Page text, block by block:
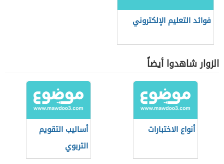
فوائد التعليم الإلكتروني
الزوار شاهدوا أيضاً
أنواع الاختبارات
أساليب التقويم
التربوي